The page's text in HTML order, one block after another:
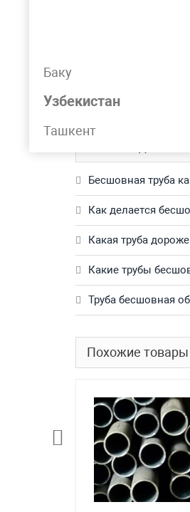
Баку
Узбекистан
Ташкент
Труба
Обращайтесь и
Бесшовная труба
Как делается
Какая труба
Какие трубы
Труба бесшовная
Похожие товары